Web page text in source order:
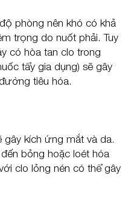
phòng nên khó có khả
trọng do nuốt phải. Tuy
có hòa tan clo trong
tẩy gia dụng) sẽ gây
tiêu hóa.
kích ứng mắt và da.
bỏng hoặc loét hóa
clo lỏng nén có thể gây